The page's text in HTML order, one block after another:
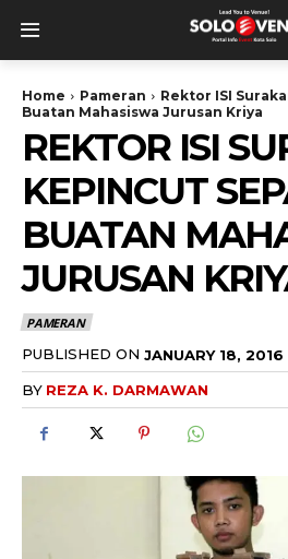
Home Pameran
Rektor ISI
Buatan Mahasiswa Jurusan Kriya
REKTOR ISI
KEPINCUT
BUATAN
JURUSAN
PAMERAN
PUBLISHED ON JANUARY 18, 2016
BY REZA K. DARMAWAN